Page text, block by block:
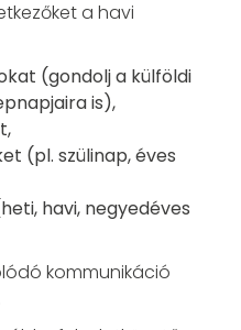
a havi
(gondolj a külföldi
is),
(pl. szülinap, éves
havi, negyedéves
kommunikáció